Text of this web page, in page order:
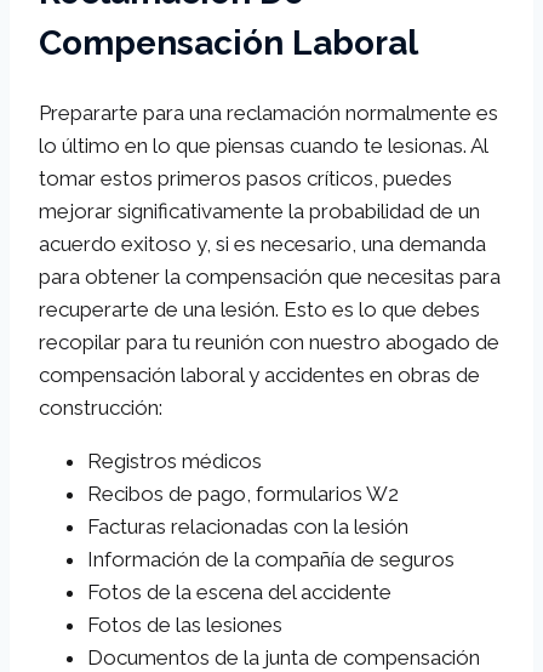
Compensación Laboral
Prepararte para una reclamación normalmente es
lo último en lo que piensas cuando te lesionas. Al
tomar estos primeros pasos críticos, puedes
mejorar significativamente la probabilidad de un
acuerdo exitoso y, si es necesario, una demanda
para obtener la compensación que necesitas para
recuperarte de una lesión. Esto es lo que debes
recopilar para tu reunión con nuestro abogado de
compensación laboral y accidentes en obras de
construcción:
Registros médicos
Recibos de pago, formularios W2
Facturas relacionadas con la lesión
Información de la compañía de seguros
Fotos de la escena del accidente
Fotos de las lesiones
Documentos de la junta de compensación